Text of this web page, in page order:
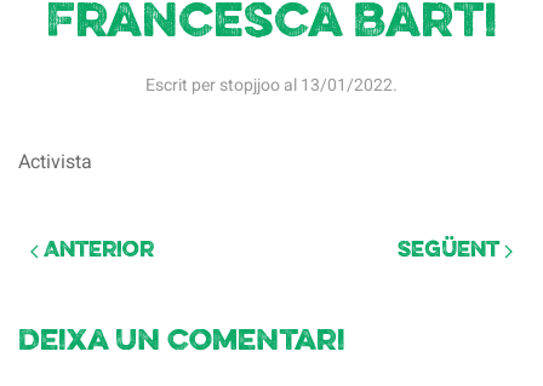
Francesca Barti
Escrit perstopjjooal13/01/2022.
Activista
Anterior Següent
Deixa un comentari